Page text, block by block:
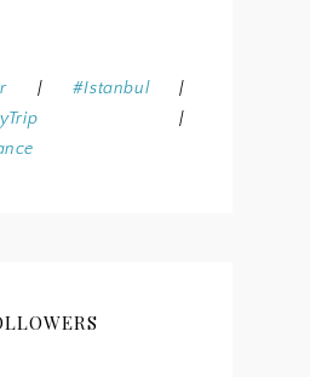
| #Istanbul
|
|